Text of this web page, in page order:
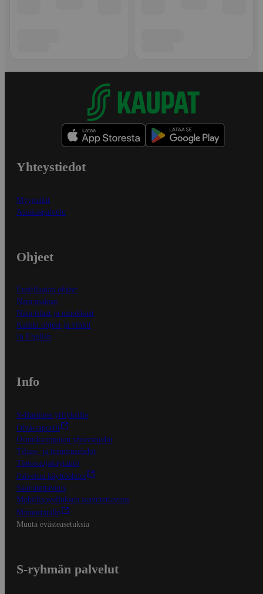
Yhteystiedot
Myymälät
Asiakaspalvelu
Ohjeet
Ensitilaajan ohjeet
Näin maksat
Näin tilaat ja muokkaat
Kaikki ohjeet ja vinkit
In English
Info
S-Business yrityksille
Oiva-raportit
Osuuskauppojen yhteystiedot
Tilaus- ja toimitusehdot
Tietosuojakäytäntö
Palvelun käyttöehdot
Saavutettavuus
Mobiilisovelluksen saavutettavuus
Mainostajalle
Muuta evästeasetuksia
S-ryhmän palvelut